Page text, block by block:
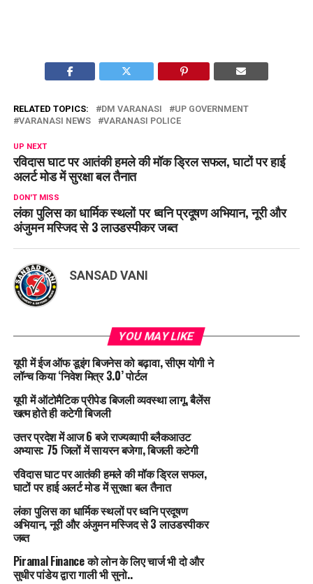
RELATED TOPICS: DM VARANASI
UP GOVERNMENT
VARANASI NEWS
VARANASI POLICE
UP NEXT
रविदास घाट पर आतंकी हमले की मॉक ड्रिल सफल, घाटों पर हाई
अलर्ट मोड में सुरक्षा बल तैनात
DON'T MISS
लंका पुलिस का धार्मिक स्थलों पर ध्वनि प्रदूषण अभियान, नूरी और
अंजुमन मस्जिद से 3 लाउडस्पीकर जब्त
SANSAD VANI
YOU MAY LIKE
यूपी में ईज ऑफ डूइंग बिजनेस को बढ़ावा, सीएम योगी ने
लॉन्च किया ‘निवेश मित्र 3.0’ पोर्टल
यूपी में ऑटोमैटिक प्रीपेड बिजली व्यवस्था लागू, बैलेंस
खत्म होते ही कटेगी बिजली
उत्तर प्रदेश में आज 6 बजे राज्यव्यापी ब्लैकआउट
अभ्यास: 75 जिलों में सायरन बजेगा, बिजली कटेगी
रविदास घाट पर आतंकी हमले की मॉक ड्रिल सफल,
घाटों पर हाई अलर्ट मोड में सुरक्षा बल तैनात
लंका पुलिस का धार्मिक स्थलों पर ध्वनि प्रदूषण
अभियान, नूरी और अंजुमन मस्जिद से 3 लाउडस्पीकर
जब्त
Piramal Finance को लोन के लिए चार्ज भी दो और
सुधीर पांडेय द्वारा गाली भी सुनो..